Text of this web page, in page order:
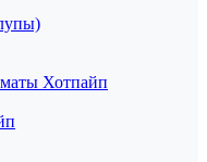
Хотпайп